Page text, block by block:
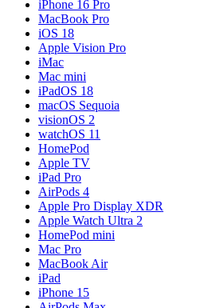
iPhone 16 Pro
MacBook Pro
iOS 18
Apple Vision Pro
iMac
Mac mini
iPadOS 18
macOS Sequoia
visionOS 2
watchOS 11
HomePod
Apple TV
iPad Pro
AirPods 4
Apple Pro Display XDR
Apple Watch Ultra 2
HomePod mini
Mac Pro
MacBook Air
iPad
iPhone 15